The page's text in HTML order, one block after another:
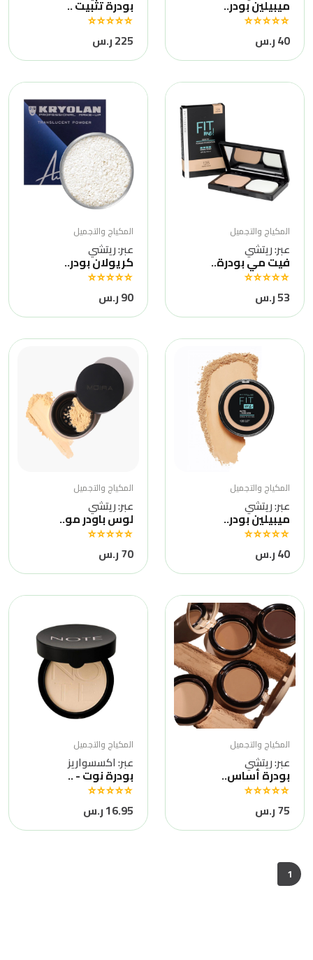
ميبيلين بودر..
40 ر.س
بودرة تثبيت ..
225 ر.س
المكياج والتجميل
عبر: ريتشي
فيت مي بودرة..
53 ر.س
المكياج والتجميل
عبر: ريتشي
كريولان بودر..
90 ر.س
المكياج والتجميل
عبر: ريتشي
ميبيلين بودر..
40 ر.س
المكياج والتجميل
عبر: ريتشي
لوس باودر مو..
70 ر.س
المكياج والتجميل
عبر: ريتشي
بودرة أساس..
75 ر.س
المكياج والتجميل
عبر: اكسسواريز
بودرة نوت - ..
16.95 ر.س
1